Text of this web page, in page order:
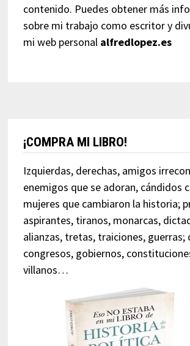
contenido. Puedes obtener más
sobre mi trabajo como escritor y
mi web personal alfredlopez.es
¡COMPRA MI LIBRO!
Izquierdas, derechas, amigos
enemigos que se adoran, cándidos
mujeres que cambiaron la historia;
aspirantes, tiranos, monarcas,
alianzas, tretas, traiciones, guerras;
congresos, gobiernos,
villanos…